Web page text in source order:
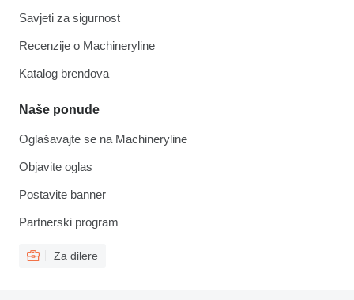
Savjeti za sigurnost
Recenzije o Machineryline
Katalog brendova
Naše ponude
Oglašavajte se na Machineryline
Objavite oglas
Postavite banner
Partnerski program
Za dilere